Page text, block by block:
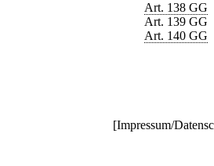
Art. 138 GG
Art. 139 GG
Art. 140 GG
[Impressum/